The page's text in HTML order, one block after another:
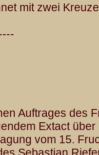
mit zwei
Auftrages des
Extact über
vom 15.